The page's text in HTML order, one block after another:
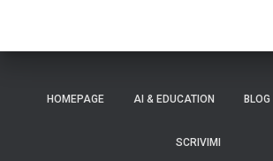
HOMEPAGE AI & EDUCATION BLOG
SCRIVIMI